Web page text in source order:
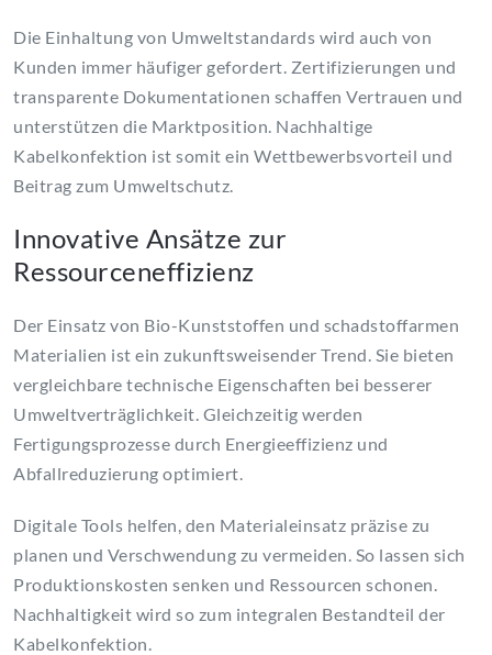
Die Einhaltung von Umweltstandards wird auch von
Kunden immer häufiger gefordert. Zertifizierungen und
transparente Dokumentationen schaffen Vertrauen und
unterstützen die Marktposition. Nachhaltige
Kabelkonfektion ist somit ein Wettbewerbsvorteil und
Beitrag zum Umweltschutz.
Innovative Ansätze zur
Ressourceneffizienz
Der Einsatz von Bio-Kunststoffen und schadstoffarmen
Materialien ist ein zukunftsweisender Trend. Sie bieten
vergleichbare technische Eigenschaften bei besserer
Umweltverträglichkeit. Gleichzeitig werden
Fertigungsprozesse durch Energieeffizienz und
Abfallreduzierung optimiert.
Digitale Tools helfen, den Materialeinsatz präzise zu
planen und Verschwendung zu vermeiden. So lassen sich
Produktionskosten senken und Ressourcen schonen.
Nachhaltigkeit wird so zum integralen Bestandteil der
Kabelkonfektion.